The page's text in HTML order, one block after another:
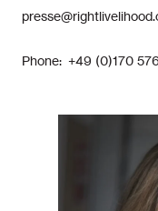
Phone: +49 (0)170